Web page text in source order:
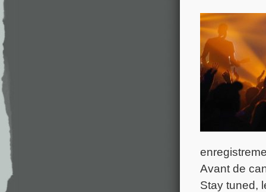
Avant de
Stay tuned,